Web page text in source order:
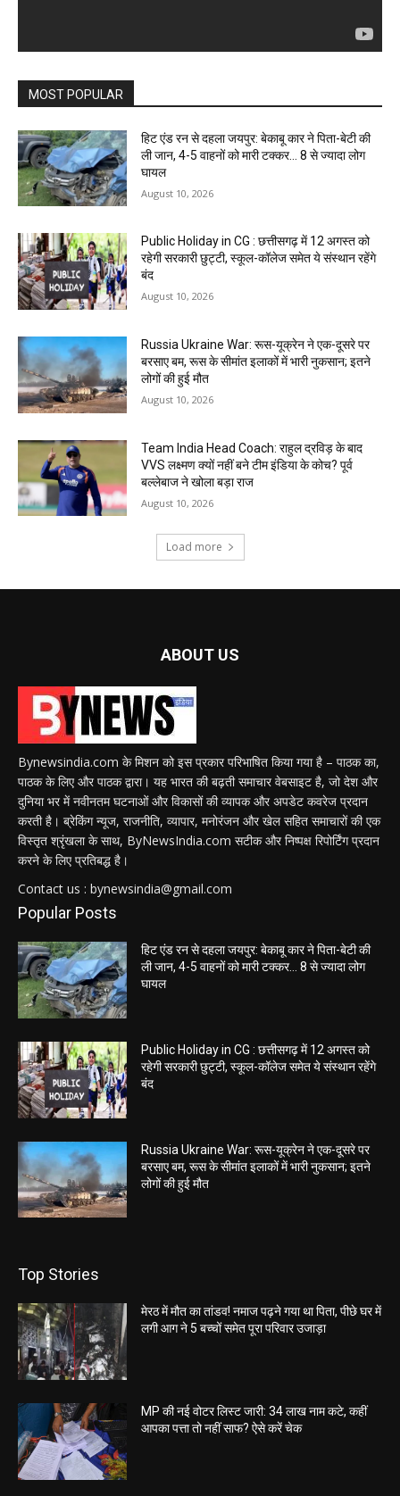
MOST POPULAR
हिट एंड रन से दहला जयपुर: बेकाबू कार ने पिता-बेटी की
ली जान, 4-5 वाहनों को मारी टक्कर… 8 से ज्यादा लोग
घायल
August 10, 2026
Public Holiday in CG : छत्तीसगढ़ में 12 अगस्त को
रहेगी सरकारी छुट्टी, स्कूल-कॉलेज समेत ये संस्थान रहेंगे
बंद
August 10, 2026
Russia Ukraine War: रूस-यूक्रेन ने एक-दूसरे पर
बरसाए बम, रूस के सीमांत इलाकों में भारी नुकसान; इतने
लोगों की हुई मौत
August 10, 2026
Team India Head Coach: राहुल द्रविड़ के बाद
VVS लक्ष्मण क्यों नहीं बने टीम इंडिया के कोच? पूर्व
बल्लेबाज ने खोला बड़ा राज
August 10, 2026
Load more
ABOUT US
Bynewsindia.com के मिशन को इस प्रकार परिभाषित किया गया है – पाठक का,
पाठक के लिए और पाठक द्वारा। यह भारत की बढ़ती समाचार वेबसाइट है, जो देश और
दुनिया भर में नवीनतम घटनाओं और विकासों की व्यापक और अपडेट कवरेज प्रदान
करती है। ब्रेकिंग न्यूज, राजनीति, व्यापार, मनोरंजन और खेल सहित समाचारों की एक
विस्तृत श्रृंखला के साथ, ByNewsIndia.com सटीक और निष्पक्ष रिपोर्टिंग प्रदान
करने के लिए प्रतिबद्ध है।
Contact us : bynewsindia@gmail.com
Popular Posts
हिट एंड रन से दहला जयपुर: बेकाबू कार ने पिता-बेटी की
ली जान, 4-5 वाहनों को मारी टक्कर… 8 से ज्यादा लोग
घायल
Public Holiday in CG : छत्तीसगढ़ में 12 अगस्त को
रहेगी सरकारी छुट्टी, स्कूल-कॉलेज समेत ये संस्थान रहेंगे
बंद
Russia Ukraine War: रूस-यूक्रेन ने एक-दूसरे पर
बरसाए बम, रूस के सीमांत इलाकों में भारी नुकसान; इतने
लोगों की हुई मौत
Top Stories
मेरठ में मौत का तांडव! नमाज पढ़ने गया था पिता, पीछे घर में
लगी आग ने 5 बच्चों समेत पूरा परिवार उजाड़ा
MP की नई वोटर लिस्ट जारी: 34 लाख नाम कटे, कहीं
आपका पत्ता तो नहीं साफ? ऐसे करें चेक